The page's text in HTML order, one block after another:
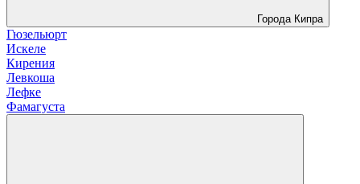
Города Кипра
Гюзельюрт
Искеле
Кирения
Левкоша
Лефке
Фамагуста